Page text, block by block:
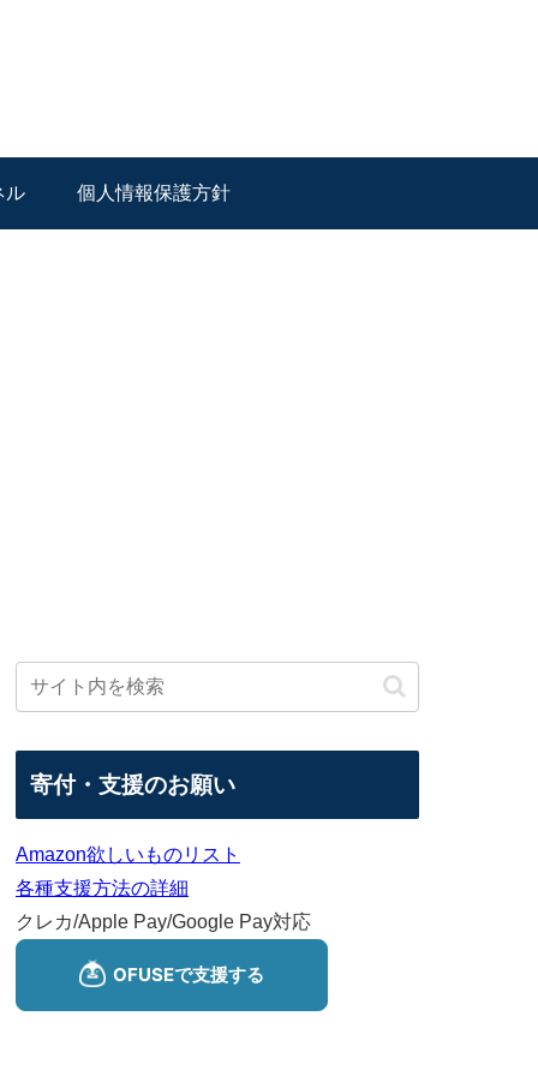
ル 個人情報保護方針
寄付・支援のお願い
Amazon欲しいものリスト
各種支援方法の詳細
クレカ/Apple Pay/Google Pay対応